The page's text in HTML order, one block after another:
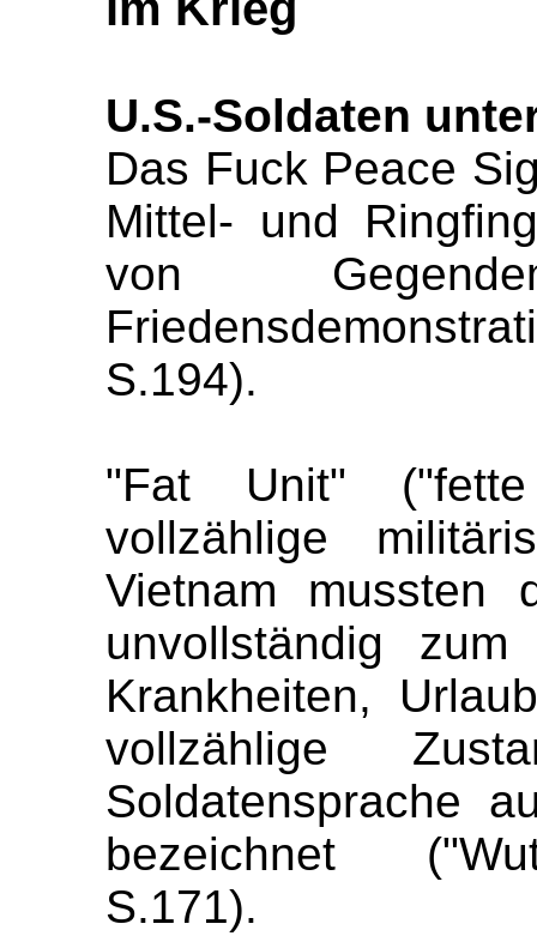
U.S.-Soldaten
Das Fuck Peace
Mittel- und
von
S.194).
"Fat Unit"
vollzählige
Vietnam mussten
unvollständig
Krankheiten,
vollzählige
Soldatensprache
bezeichnet
S.171).